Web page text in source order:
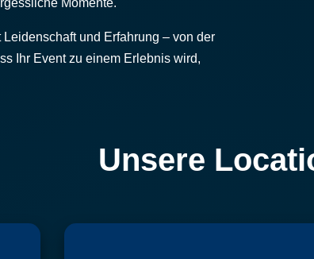
Momente.
und Erfahrung – von der
Ihr Event zu einem Erlebnis wird,
Unsere